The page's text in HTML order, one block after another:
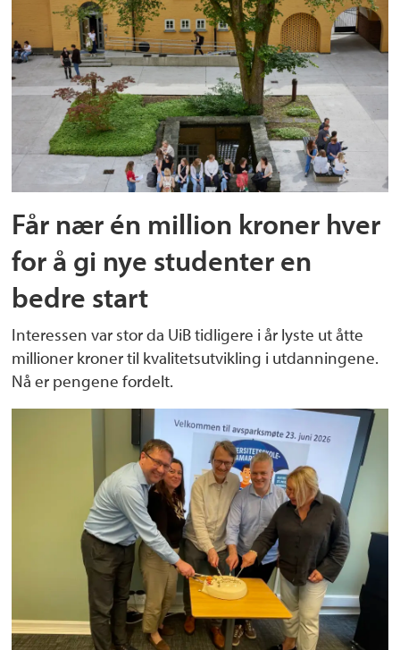
Får nær én million kroner hver
for å gi nye studenter en
bedre start
Interessen var stor da UiB tidligere i år lyste ut åtte
millioner kroner til kvalitetsutvikling i utdanningene.
Nå er pengene fordelt.